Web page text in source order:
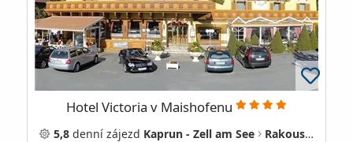
Hotel Victoria v Maishofenu
5,8 denní zájezd Kaprun - Zell am See
Rakousko